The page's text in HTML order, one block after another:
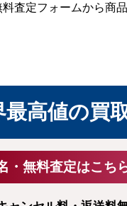
料査定フォームから商
高値の買